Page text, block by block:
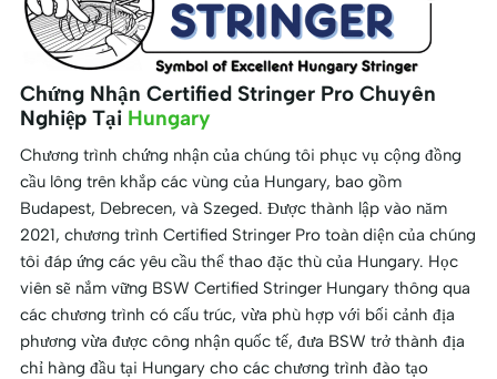
Chứng Nhận Certified Stringer Pro Chuyên
Nghiệp Tại Hungary
Chương trình chứng nhận của chúng tôi phục vụ cộng đồng
cầu lông trên khắp các vùng của Hungary, bao gồm
Budapest, Debrecen, và Szeged. Được thành lập vào năm
2021, chương trình Certified Stringer Pro toàn diện của chúng
tôi đáp ứng các yêu cầu thể thao đặc thù của Hungary. Học
viên sẽ nắm vững BSW Certified Stringer Hungary thông qua
các chương trình có cấu trúc, vừa phù hợp với bối cảnh địa
phương vừa được công nhận quốc tế, đưa BSW trở thành địa
chỉ hàng đầu tại Hungary cho các chương trình đào tạo